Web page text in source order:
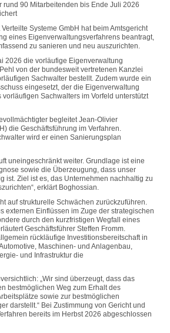
rund 90 Mitarbeitenden bis Ende Juli 2026
Systeme GmbH hat beim Amtsgericht
eines Eigenverwaltungsverfahrens beantragt,
zu sanieren und neu auszurichten.
2026 die vorläufige Eigenverwaltung
von der bundesweit vertretenen Kanzlei
Sachwalter bestellt. Zudem wurde ein
eingesetzt, der die Eigenverwaltung
Sachwalters im Vorfeld unterstützt
begleitet Jean-Olivier
die Geschäftsführung im Verfahren.
wird er einen Sanierungsplan
uneingeschränkt weiter. Grundlage ist eine
sowie die Überzeugung, dass unser
ist. Ziel ist es, das Unternehmen nachhaltig zu
erklärt Boghossian.
auf strukturelle Schwächen zurückzuführen.
externen Einflüssen im Zuge der strategischen
durch den kurzfristigen Wegfall eines
Geschäftsführer Steffen Fromm.
rückläufige Investitionsbereitschaft in
Maschinen- und Anlagenbau,
und Infrastruktur die
„Wir sind überzeugt, dass das
bestmöglichen Weg zum Erhalt des
sowie zur bestmöglichen
darstellt.“ Bei Zustimmung von Gericht und
bereits im Herbst 2026 abgeschlossen